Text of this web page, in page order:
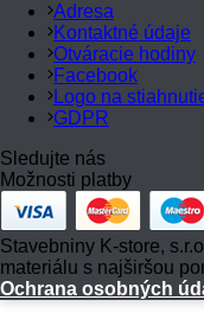
Adresa
Kontaktné údaje
Otváracie hodiny
Facebook
Logo na
GDPR
Sledujte nás
Možnosti platby
Stavebniny K-store,
materiálu s najširšou
Ochrana osobných